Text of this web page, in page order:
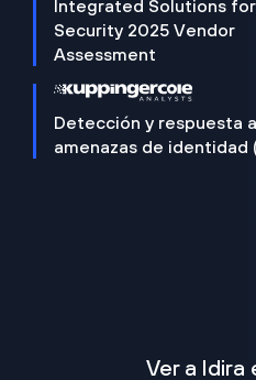
Integrated Solutions
Security 2025 Vendor
Assessment
Detección y respuesta
amenazas de identidad
Ver a Idira